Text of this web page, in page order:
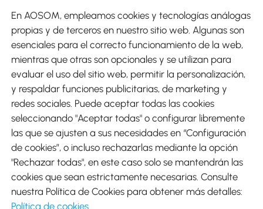
Métodos de Pago
Envíos
Descargar Aosom App
Google Play
En AOSOM, empleamos cookies y tecnologías análogas
propias y de terceros en nuestro sitio web. Algunas son
esenciales para el correcto funcionamiento de la web,
mientras que otras son opcionales y se utilizan para
evaluar el uso del sitio web, permitir la personalización,
y respaldar funciones publicitarias, de marketing y
redes sociales. Puede aceptar todas las cookies
seleccionando "Aceptar todas" o configurar libremente
las que se ajusten a sus necesidades en “Configuración
de cookies”, o incluso rechazarlas mediante la opción
"Rechazar todas", en este caso solo se mantendrán las
cookies que sean estrictamente necesarias. Consulte
nuestra Política de Cookies para obtener más detalles:
Política de cookies